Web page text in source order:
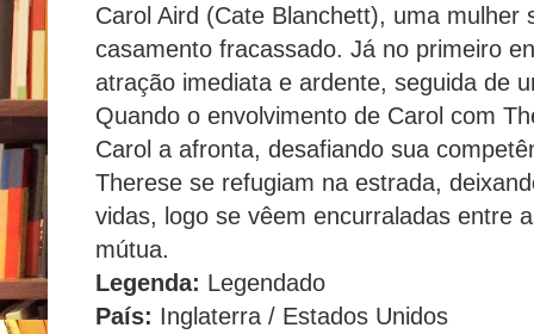
Carol Aird (Cate Blanchett), uma mulher
casamento fracassado. Já no primeiro
atração imediata e ardente, seguida de
Quando o envolvimento de Carol com
Carol a afronta, desafiando sua
Therese se refugiam na estrada,
vidas, logo se vêem encurraladas entre
mútua.
Legenda: Legendado
País: Inglaterra / Estados Unidos